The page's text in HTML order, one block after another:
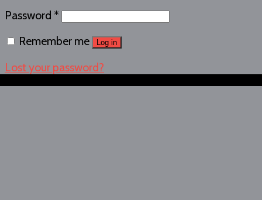
Password *
Remember me
Log in
Lost your password?